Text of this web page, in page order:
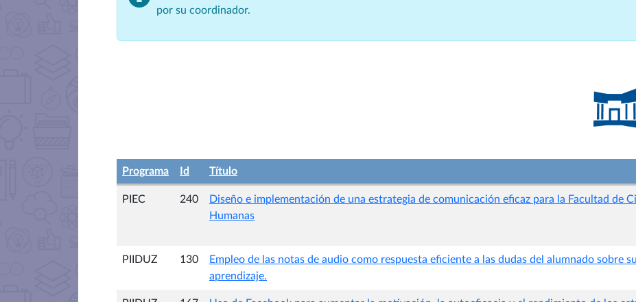
por su coordinador.
Programa Id Título
PIEC 240
Diseño e implementación de una estrategia de comunicación eficaz para la Facultad de
Humanas
PIIDUZ 130
Empleo de las notas de audio como respuesta eficiente a las dudas del alumnado sobre
aprendizaje.